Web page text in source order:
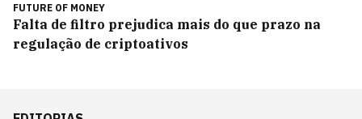
FUTURE OF MONEY
Falta de filtro prejudica mais do que prazo na
regulação de criptoativos